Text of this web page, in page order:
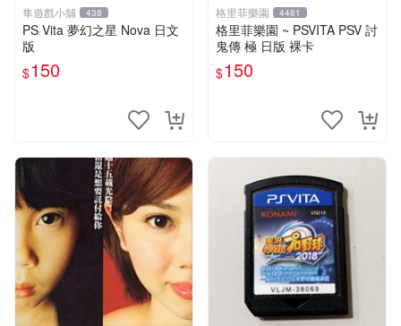
隼遊戲小舖 438
PS Vita 夢幻之星 Nova 日文
版
$150
格里菲樂園 4481
格里菲樂園 ~ PSVITA PSV 討
鬼傳 極 日版 裸卡
$150